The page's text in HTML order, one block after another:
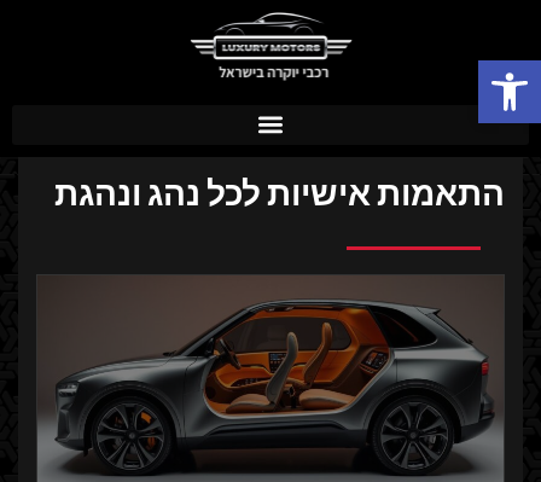
פתח סרגל נגישות
התאמות אישיות לכל נהג ונהגת